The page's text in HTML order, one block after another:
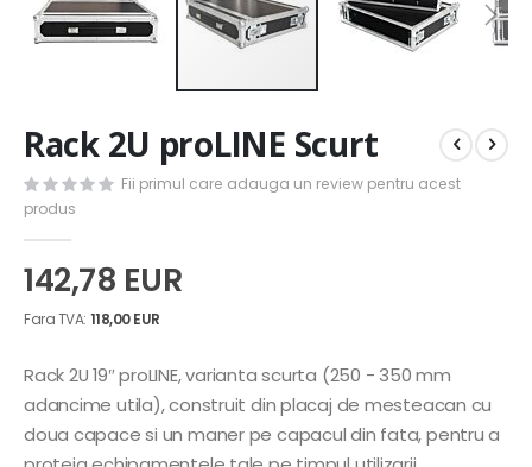
to
the
beginning
of
the
images
gallery
Rack 2U proLINE Scurt
Fii primul care adauga un review pentru acest
produs
142,78 EUR
118,00 EUR
Rack 2U 19″ proLINE, varianta scurta (250 - 350 mm
adancime utila), construit din placaj de mesteacan cu
doua capace si un maner pe capacul din fata, pentru a